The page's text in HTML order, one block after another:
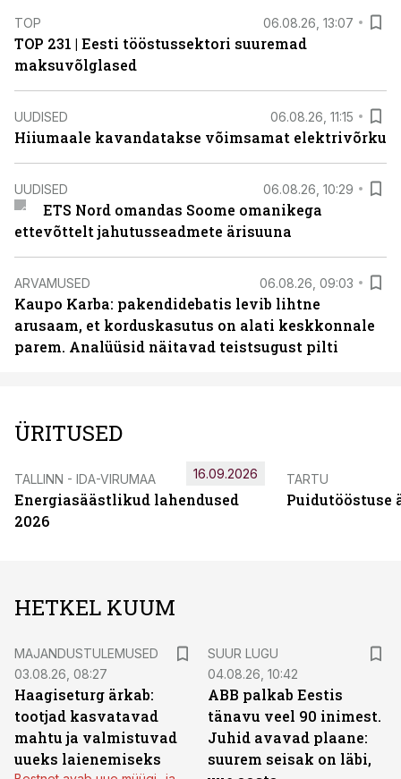
TOP 06.08.26, 13:07
TOP 231 | Eesti tööstussektori suuremad
maksuvõlglased
UUDISED 06.08.26, 11:15
Hiiumaale kavandatakse võimsamat elektrivõrku
UUDISED 06.08.26, 10:29
ETS Nord omandas Soome omanikega
ettevõttelt jahutusseadmete ärisuuna
ARVAMUSED 06.08.26, 09:03
Kaupo Karba: pakendidebatis levib lihtne
arusaam, et korduskasutus on alati keskkonnale
parem. Analüüsid näitavad teistsugust pilti
ÜRITUSED
TALLINN - IDA-VIRUMAA
Energiasäästlikud lahendused
2026
16.09.2026 TARTU
Puidutööstuse
HETKEL KUUM
MAJANDUSTULEMUSED
03.08.26, 08:27
Haagiseturg ärkab:
tootjad kasvatavad
mahtu ja valmistuvad
uueks laienemiseks
SUUR LUGU
04.08.26, 10:42
ABB palkab Eestis
tänavu veel 90 inimest.
Juhid avavad plaane:
suurem seisak on läbi,